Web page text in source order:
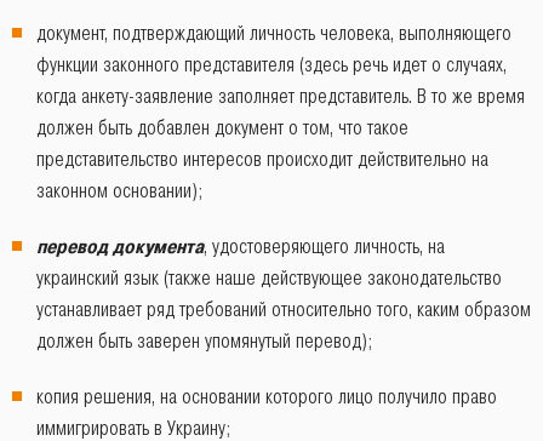
документ, подтверждающий личность человека, выполняющего
функции законного представителя (здесь речь идет о случаях,
когда анкету-заявление заполняет представитель. В то же время
должен быть добавлен документ о том, что такое
представительство интересов происходит действительно на
законном основании);
перевод документа, удостоверяющего личность, на
украинский язык (также наше действующее законодательство
устанавливает ряд требований относительно того, каким образом
должен быть заверен упомянутый перевод);
копия решения, на основании которого лицо получило право
иммигрировать в Украину;